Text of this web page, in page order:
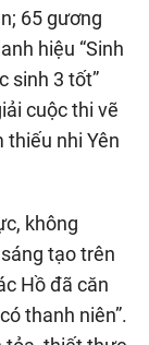
65 gương
hiệu “Sinh
sinh 3 tốt”
cuộc thi vẽ
thiếu nhi Yên
không
tạo trên
Hồ đã căn
thanh niên”.